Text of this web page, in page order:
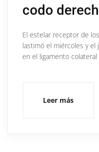
codo
El estelar receptor de
lastimó el miércoles y el
en el ligamento colateral
Leer más